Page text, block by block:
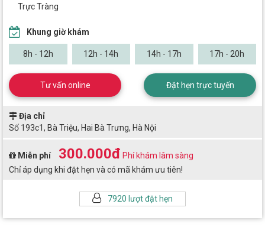
Trực Tràng
7920 lượt đặt hẹn
Khung giờ khám
8h - 12h 12h - 14h 14h - 17h 17h - 20h
Tư vấn online Đặt hẹn trực tuyến
Địa chỉ
Số 193c1, Bà Triệu, Hai Bà Trưng, Hà Nội
Miễn phí 300.000đ Phí khám lâm sàng
Chỉ áp dụng khi đặt hẹn và có mã khám ưu tiên!